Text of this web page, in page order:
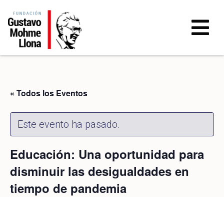
« Todos los Eventos
Este evento ha pasado.
Educación: Una oportunidad para
disminuir las desigualdades en
tiempo de pandemia